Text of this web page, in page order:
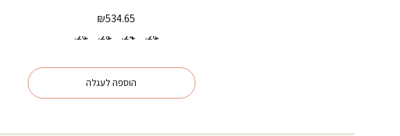
₪534.65
26 ס"מ 24 ס"מ 28 ס"מ 20 ס"מ
הוספה לעגלה